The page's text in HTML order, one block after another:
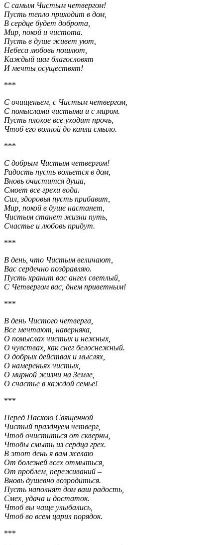
С самым Чистым четвергом!
Пусть тепло приходит в дом,
В сердце будет доброта,
Мир, покой и чистота.
Пусть в душе живет уют,
Небеса любовь пошлют,
Каждый шаг благословят
И мечты осуществят!
***
С очищеньем, с Чистым четвергом,
С помыслами чистыми и с миром.
Пусть плохое все уходит прочь,
Чтоб его волной до капли смыло.
***
С добрым Чистым четвергом!
Радость пусть вольется в дом,
Вновь очистится душа,
Смоет все грехи вода.
Сил, здоровья пусть прибавит,
Мир, покой в душе настанет,
Чистым станет жизни путь,
Счастье и любовь придут.
***
В день, что Чистым величают,
Вас сердечно поздравляю.
Пусть хранит вас ангел светлый,
С Четвергом вас, днем приветным!
***
В день Чистого четверга,
Все мечтают, наверняка,
О помыслах чистых и нежных,
О чувствах, как снег белоснежный.
О добрых действах и мыслях,
О намереньях чистых,
О мирной жизни на Земле,
О счастье в каждой семье!
***
Перед Пасхою Священной
Чистый празднуем четверг,
Чтоб очиститься от скверны,
Чтобы смыть из сердца грех.
В этот день я вам желаю
От болезней всех отмыться,
От проблем, переживаний –
Вновь душевно возродиться.
Пусть наполнят дом ваш радость,
Смех, удача и достаток.
Чтоб вы чаще улыбались,
Чтоб во всем царил порядок.
***